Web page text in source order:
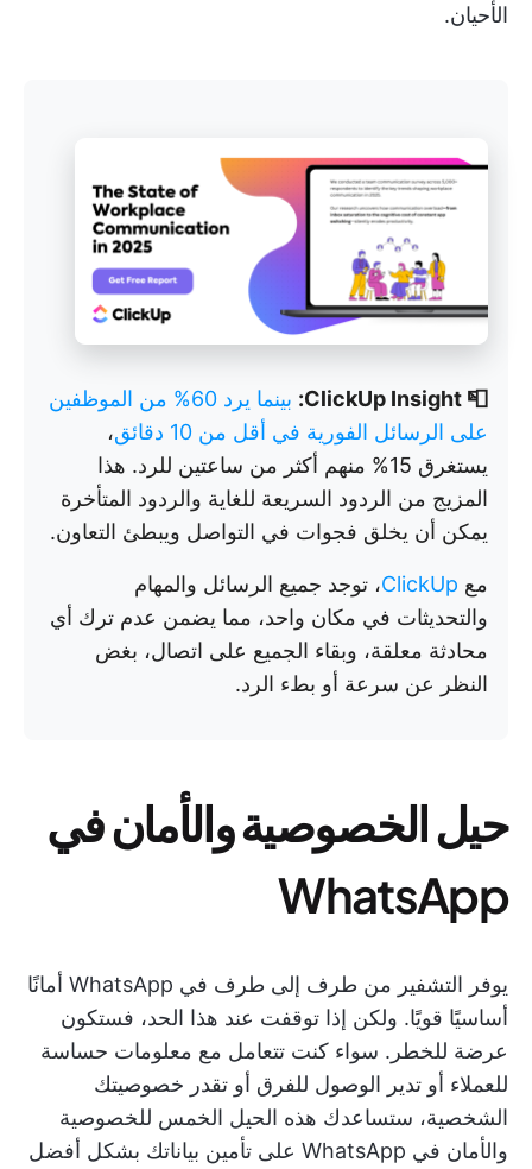
الأحيان.
📮 ClickUp Insight:
بينما يرد 60% من الموظفين
على الرسائل الفورية في أقل من 10 دقائق
،
يستغرق 15% منهم أكثر من ساعتين للرد. هذا
المزيج من الردود السريعة للغاية والردود المتأخرة
يمكن أن يخلق فجوات في التواصل ويبطئ التعاون.
مع ClickUp، توجد جميع الرسائل والمهام
والتحديثات في مكان واحد، مما يضمن عدم ترك أي
محادثة معلقة، وبقاء الجميع على اتصال، بغض
النظر عن سرعة أو بطء الرد.
حيل الخصوصية والأمان في
WhatsApp
يوفر التشفير من طرف إلى طرف في WhatsApp أمانًا
أساسيًا قويًا. ولكن إذا توقفت عند هذا الحد، فستكون
عرضة للخطر. سواء كنت تتعامل مع معلومات حساسة
للعملاء أو تدير الوصول للفرق أو تقدر خصوصيتك
الشخصية، ستساعدك هذه الحيل الخمس للخصوصية
والأمان في WhatsApp على تأمين بياناتك بشكل أفضل